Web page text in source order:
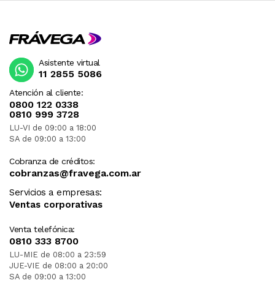
Atención al cliente:
0800 122 0338
0810 999 3728
LU-VI de 09:00 a 18:00
SA de 09:00 a 13:00
Cobranza de créditos:
cobranzas@fravega.com.ar
Servicios a empresas:
Ventas corporativas
Venta telefónica:
0810 333 8700
LU-MIE de 08:00 a 23:59
JUE-VIE de 08:00 a 20:00
SA de 09:00 a 13:00
Asistente virtual
11 2855 5086